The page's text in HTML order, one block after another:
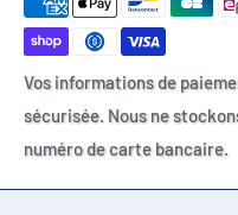
Nikon Coolpix P90, Nikon
Nikon Coolpix P510, Nikon
Nikon Coolpix P5000, Nikon
P6000
Vos informations de
sécurisée. Nous ne
numéro de carte bancaire.